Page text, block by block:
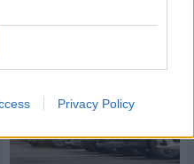
Privacy Policy
ΤΗΝ ΚΑΤΗΓΟΡΊΑ